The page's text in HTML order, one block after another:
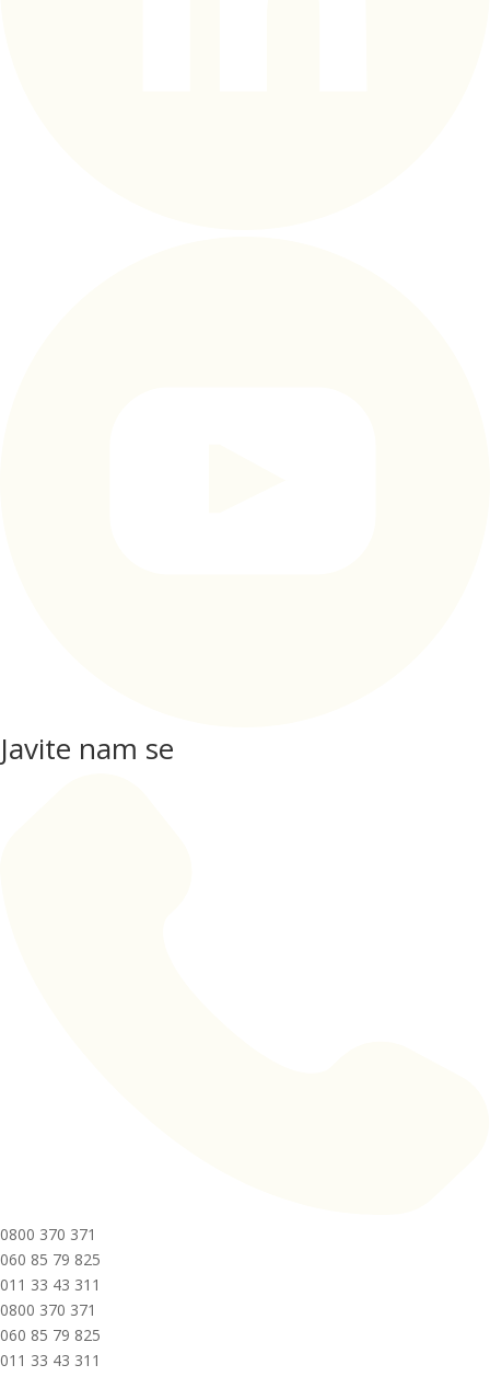
Javite nam se
0800 370 371
060 85 79 825
011 33 43 311
0800 370 371
060 85 79 825
011 33 43 311